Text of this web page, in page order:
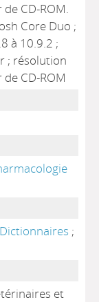
CD-ROM.
Core Duo ;
à 10.9.2 ;
; résolution
CD-ROM
;
et